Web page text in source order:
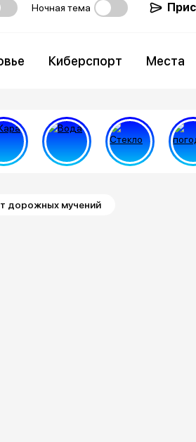
Ночная тема
Киберспорт Места
дорожных мучений